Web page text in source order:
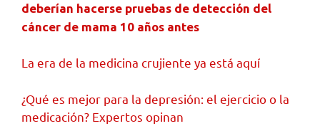
deberían hacerse pruebas de detección del
cáncer de mama 10 años antes
La era de la medicina crujiente ya está aquí
¿Qué es mejor para la depresión: el ejercicio o la
medicación? Expertos opinan